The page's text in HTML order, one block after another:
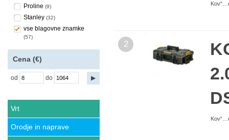
Proline (9)
Stanley (32)
vse blagovne znamke
(57)
Cena (€)
od do
Vrt
Orodje in naprave
2